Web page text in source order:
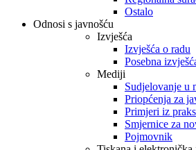
Ostalo
Odnosi s javnošću
Izvješća
Izvješća o radu
Posebna
Mediji
Sudjelovanje u
Priopćenja za
Primjeri iz
Smjernice za
Pojmovnik